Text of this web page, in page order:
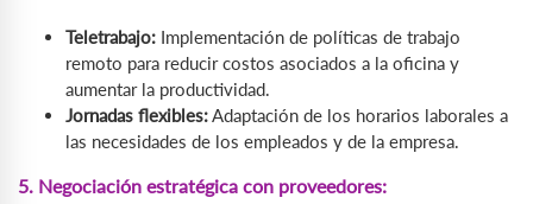
Teletrabajo: Implementación de políticas de trabajo
remoto para reducir costos asociados a la oficina y
aumentar la productividad.
Jornadas flexibles:Adaptación de los horarios laborales a
las necesidades de los empleados y de la empresa.
5. Negociación estratégica con proveedores: